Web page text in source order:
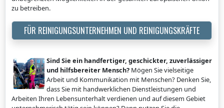
zu betreiben.
FÜR REINIGUNGSUNTERNEHMEN UND REINIGUNGSKRÄFTE
Sind Sie ein handfertiger, geschickter, zuverlässiger
und hilfsbereiter Mensch? Mögen Sie vielseitige
Arbeit und Kommunikation mit Menschen? Denken Sie,
dass Sie mit handwerklichen Dienstleistungen und
Arbeiten Ihren Lebensunterhalt verdienen und auf diesem Gebiet